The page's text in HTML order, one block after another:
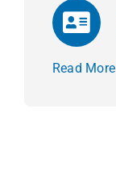
Read More